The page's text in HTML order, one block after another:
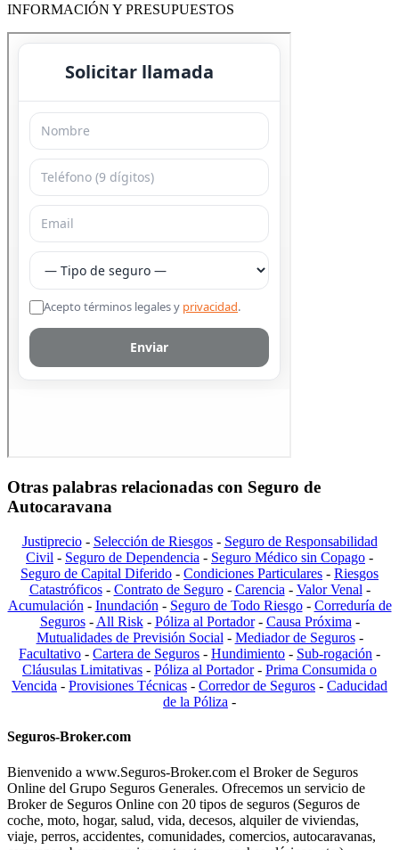
INFORMACIÓN Y PRESUPUESTOS
Otras palabras relacionadas con Seguro de
Autocaravana
Justiprecio- Selección de Riesgos- Seguro de Responsabilidad
Civil - Seguro de Dependencia - Seguro Médico sin Copago -
Seguro de Capital Diferido - Condiciones Particulares - Riesgos
Catastróficos- Contrato de Seguro- Carencia - Valor Venal -
Acumulación - Inundación - Seguro de Todo Riesgo- Correduría de
Seguros- All Risk- Póliza al Portador- Causa Próxima -
Mutualidades de Previsión Social - Mediador de Seguros-
Facultativo - Cartera de Seguros - Hundimiento - Sub-rogación -
Cláusulas Limitativas - Póliza al Portador- Prima Consumida o
Vencida - Provisiones Técnicas - Corredor de Seguros - Caducidad
de la Póliza -
Seguros-Broker.com
Bienvenido a www.Seguros-Broker.com el Broker de Seguros
Online del Grupo Seguros Generales. Ofrecemos un servicio de
Broker de Seguros Online con 20 tipos de seguros (Seguros de
coche, moto, hogar, salud, vida, decesos, alquiler de viviendas,
viaje, perros, accidentes, comunidades, comercios, autocaravanas,